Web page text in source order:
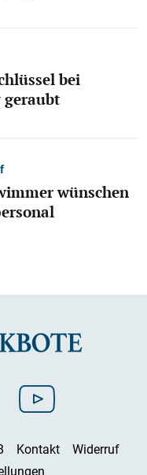
bei
geraubt
wünschen
Kontakt
Widerruf